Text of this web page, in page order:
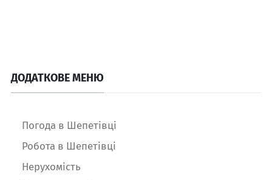
ДОДАТКОВЕ МЕНЮ
Погода в Шепетівці
Робота в Шепетівці
Нерухомість